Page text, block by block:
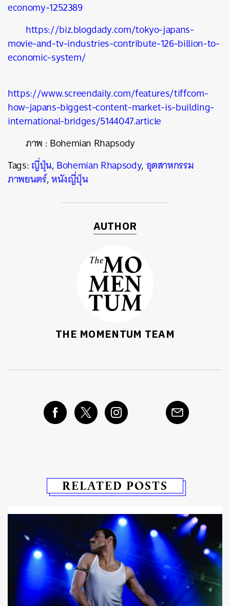
economy-1252389
https://biz.blogdady.com/tokyo-japans-
movie-and-tv-industries-contribute-126-billion-to-
economic-system/
https://www.screendaily.com/features/tiffcom-
how-japans-biggest-content-market-is-building-
international-bridges/5144047.article
ภาพ : Bohemian Rhapsody
Tags:ญี่ปุ่น,Bohemian Rhapsody,อุตสาหกรรม
ภาพยนตร์,หนังญี่ปุ่น
AUTHOR
THE MOMENTUM TEAM
RELATED POSTS